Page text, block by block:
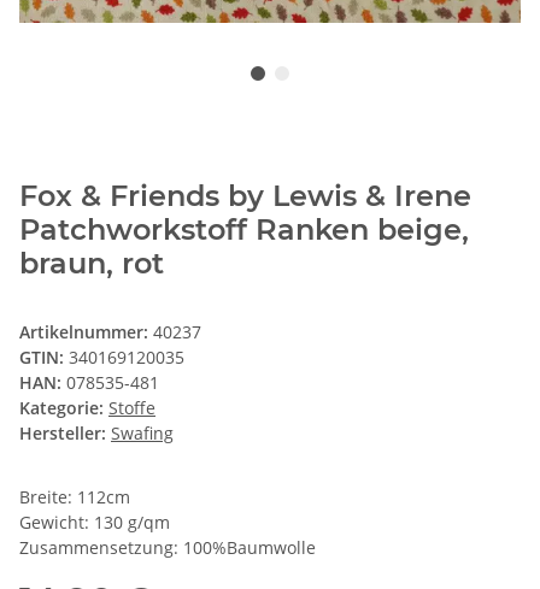
Fox & Friends by Lewis & Irene
Patchworkstoff Ranken beige,
braun, rot
Artikelnummer: 40237
GTIN: 340169120035
HAN: 078535-481
Kategorie: Stoffe
Hersteller: Swafing
Breite: 112cm
Gewicht: 130 g/qm
Zusammensetzung: 100%Baumwolle